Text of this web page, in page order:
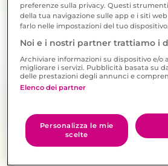
preferenze sulla privacy. Questi
della tua navigazione sulle app e i siti
farlo nelle impostazioni del tuo dispositivo.
Noi e i nostri partner trattiamo i
Archiviare informazioni su dispositivo e/o
migliorare i servizi. Pubblicità basata su
delle prestazioni degli annunci e
Elenco dei partner
Personalizza le mie
scelte